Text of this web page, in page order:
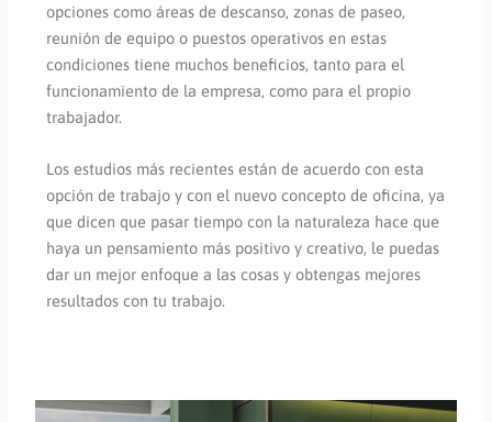
opciones como áreas de descanso, zonas de paseo,
reunión de equipo o puestos operativos en estas
condiciones tiene muchos beneficios, tanto para el
funcionamiento de la empresa, como para el propio
trabajador.
Los estudios más recientes están de acuerdo con esta
opción de trabajo y con el nuevo concepto de oficina, ya
que dicen que pasar tiempo con la naturaleza hace que
haya un pensamiento más positivo y creativo, le puedas
dar un mejor enfoque a las cosas y obtengas mejores
resultados con tu trabajo.